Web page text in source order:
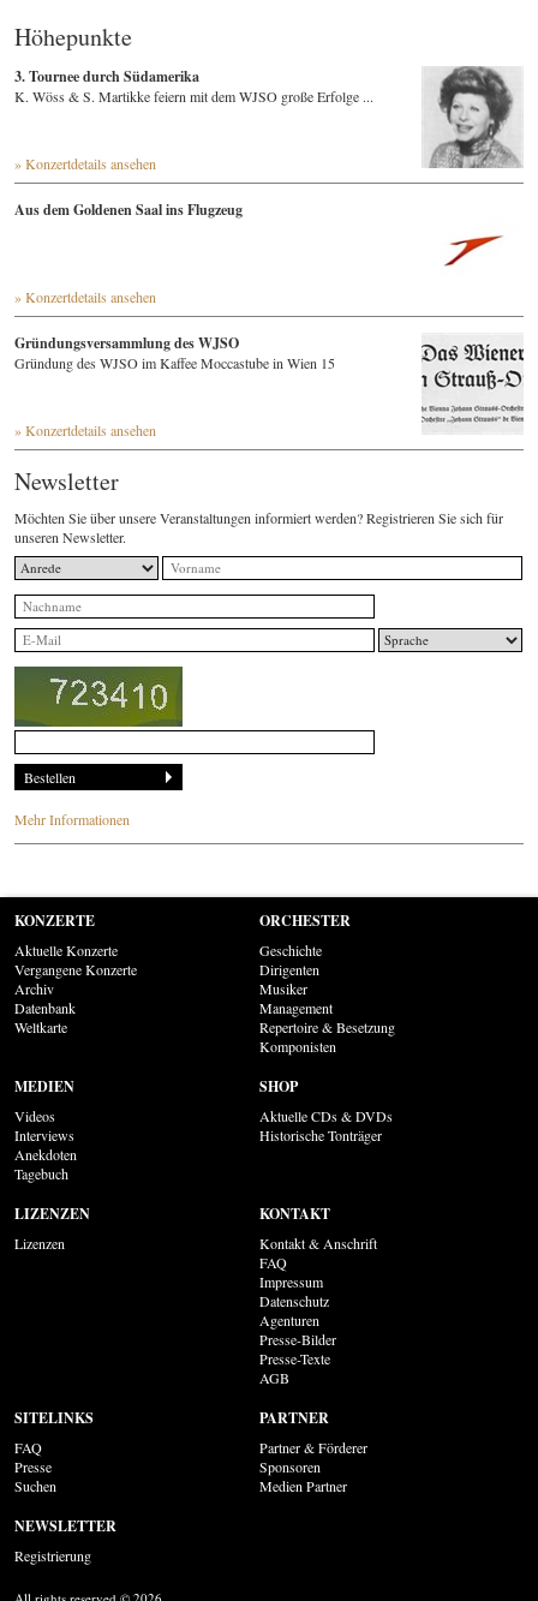
Höhepunkte
3. Tournee durch Südamerika
K. Wöss & S. Martikke feiern mit dem WJSO große Erfolge ...
» Konzertdetails ansehen
Aus dem Goldenen Saal ins Flugzeug
» Konzertdetails ansehen
Gründungsversammlung des WJSO
Gründung des WJSO im Kaffee Moccastube in Wien 15
» Konzertdetails ansehen
Newsletter
Möchten Sie über unsere Veranstaltungen informiert werden? Registrieren Sie sich für
unseren Newsletter.
Mehr Informationen
KONZERTE
Aktuelle Konzerte
Vergangene Konzerte
Archiv
Datenbank
Weltkarte
ORCHESTER
Geschichte
Dirigenten
Musiker
Management
Repertoire & Besetzung
Komponisten
MEDIEN
Videos
Interviews
Anekdoten
Tagebuch
SHOP
Aktuelle CDs & DVDs
Historische Tonträger
LIZENZEN
Lizenzen
KONTAKT
Kontakt & Anschrift
FAQ
Impressum
Datenschutz
Agenturen
Presse-Bilder
Presse-Texte
AGB
SITELINKS
FAQ
Presse
Suchen
PARTNER
Partner & Förderer
Sponsoren
Medien Partner
NEWSLETTER
Registrierung